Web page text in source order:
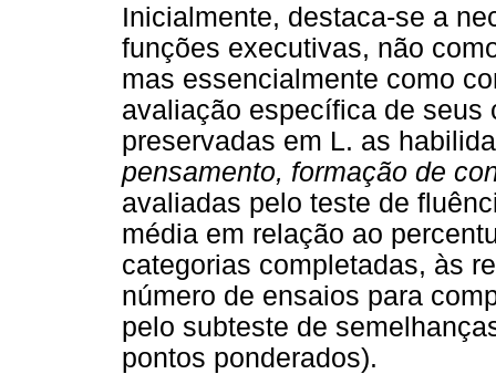
Inicialmente, destaca-se a
funções executivas, não
mas essencialmente como
avaliação específica de seus
preservadas em L. as
pensamento, formação de
avaliadas pelo teste de
média em relação ao
categorias completadas, às
número de ensaios para
pelo subteste de
pontos ponderados).